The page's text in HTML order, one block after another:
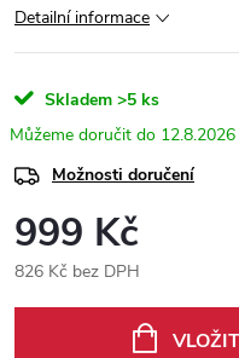
Detailní informace
Skladem >5 ks
12.8.2026
Možnosti doručení
999 Kč
826 Kč bez DPH